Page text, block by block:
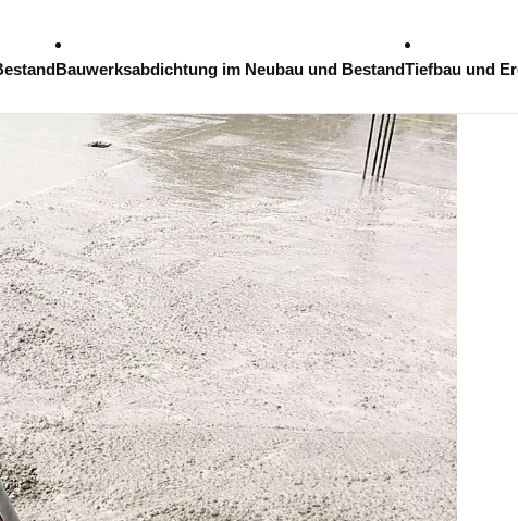
Bauwerksabdichtung im Neubau und BestandTiefbau und